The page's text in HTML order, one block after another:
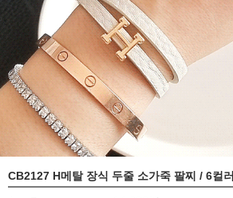
CB2127 H메탈 장식 두줄 소가죽 팔찌 / 6컬러